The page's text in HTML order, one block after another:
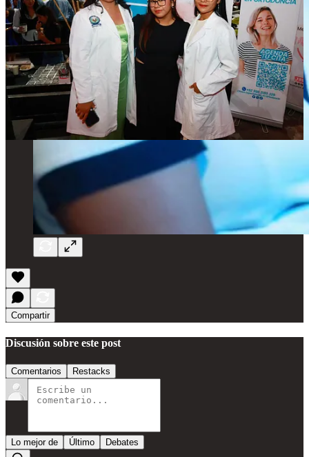
Compartir
Discusión sobre este post
Comentarios Restacks
Lo mejor de Último Debates